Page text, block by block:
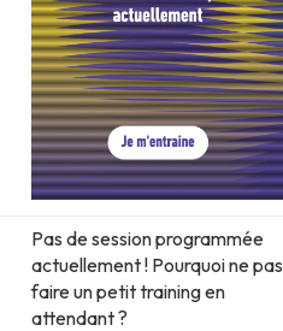
Pas de session programmée
actuellement ! Pourquoi ne pas
faire un petit training en
attendant ?